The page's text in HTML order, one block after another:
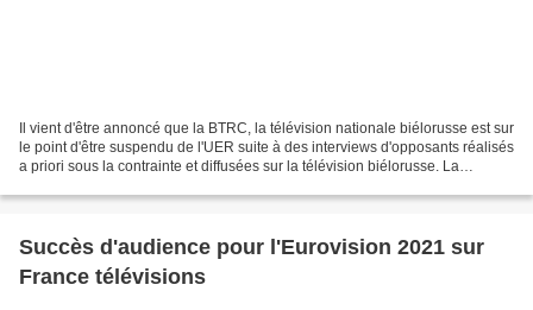
Il vient d'être annoncé que la BTRC, la télévision nationale biélorusse est sur
le point d'être suspendu de l'UER suite à des interviews d'opposants réalisés
a priori sous la contrainte et diffusées sur la télévision biélorusse. La
Succès d'audience pour l'Eurovision 2021 sur
France télévisions